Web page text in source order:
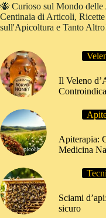
🐝 Curioso sul Mondo
Centinaia di Articoli,
sull'Apicoltura e Tanto
Il Veleno
Apiterapia:
Medicina
Sciami
sicuro